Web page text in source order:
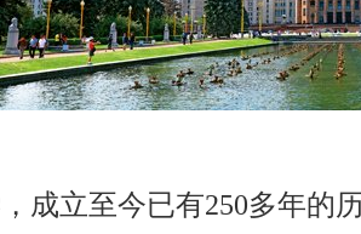
成立至今已有250多年的